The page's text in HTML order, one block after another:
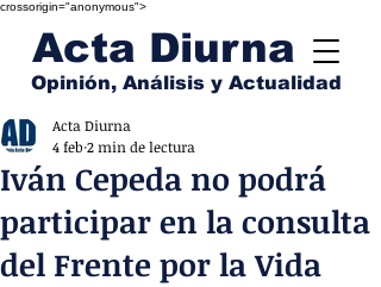
crossorigin="anonymous">
Acta Diurna
Opinión, Análisis y Actualidad
Iván Cepeda no podrá
participar en la consulta
del Frente por la Vida
Acta Diurna
4 feb 2 min de lectura